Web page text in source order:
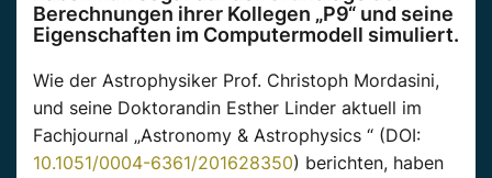
Berechnungen ihrer Kollegen „P9“ und seine
Eigenschaften im Computermodell simuliert.
Wie der Astrophysiker Prof. Christoph Mordasini,
und seine Doktorandin Esther Linder aktuell im
Fachjournal „Astronomy & Astrophysics “ (DOI:
10.1051/0004-6361/201628350) berichten, haben